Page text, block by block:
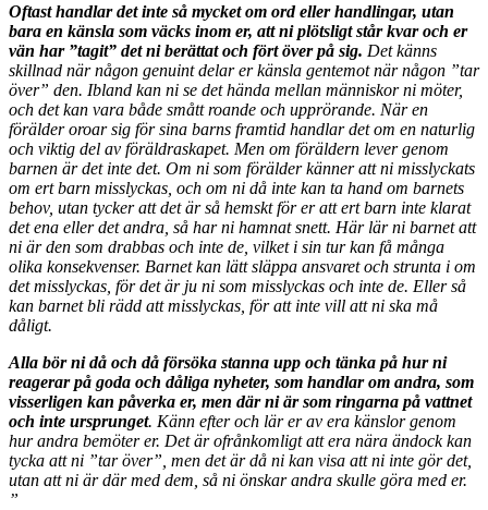
Oftast handlar det inte så mycket om ord eller handlingar, utan
bara en känsla som väcks inom er, att ni plötsligt står kvar och er
vän har ”tagit” det ni berättat och fört över på sig. Det känns
skillnad när någon genuint delar er känsla gentemot när någon ”tar
över” den. Ibland kan ni se det hända mellan människor ni möter,
och det kan vara både smått roande och upprörande. När en
förälder oroar sig för sina barns framtid handlar det om en naturlig
och viktig del av föräldraskapet. Men om föräldern lever genom
barnen är det inte det. Om ni som förälder känner att ni misslyckats
om ert barn misslyckas, och om ni då inte kan ta hand om barnets
behov, utan tycker att det är så hemskt för er att ert barn inte klarat
det ena eller det andra, så har ni hamnat snett. Här lär ni barnet att
ni är den som drabbas och inte de, vilket i sin tur kan få många
olika konsekvenser. Barnet kan lätt släppa ansvaret och strunta i om
det misslyckas, för det är ju ni som misslyckas och inte de. Eller så
kan barnet bli rädd att misslyckas, för att inte vill att ni ska må
dåligt.
Alla bör ni då och då försöka stanna upp och tänka på hur ni
reagerar på goda och dåliga nyheter, som handlar om andra, som
visserligen kan påverka er, men där ni är som ringarna på vattnet
och inte ursprunget. Känn efter och lär er av era känslor genom
hur andra bemöter er. Det är ofrånkomligt att era nära ändock kan
tycka att ni ”tar över”, men det är då ni kan visa att ni inte gör det,
utan att ni är där med dem, så ni önskar andra skulle göra med er.
”